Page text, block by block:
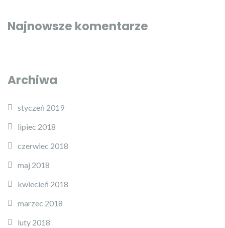
Najnowsze komentarze
Archiwa
styczeń 2019
lipiec 2018
czerwiec 2018
maj 2018
kwiecień 2018
marzec 2018
luty 2018